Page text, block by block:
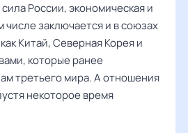
России, экономическая и
числе заключается и в союзах
Китай, Северная Корея и
которые ранее
третьего мира. А отношения
некоторое время